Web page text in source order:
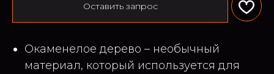
Оставить запрос
Окаменелое дерево – необычный
материал, который используется для